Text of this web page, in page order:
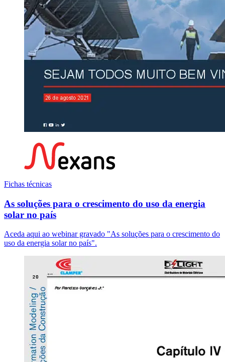
Fichas técnicas
As soluções para o crescimento do uso da energia
solar no país
Aceda aqui ao webinar gravado "As soluções para o crescimento do
uso da energia solar no país".